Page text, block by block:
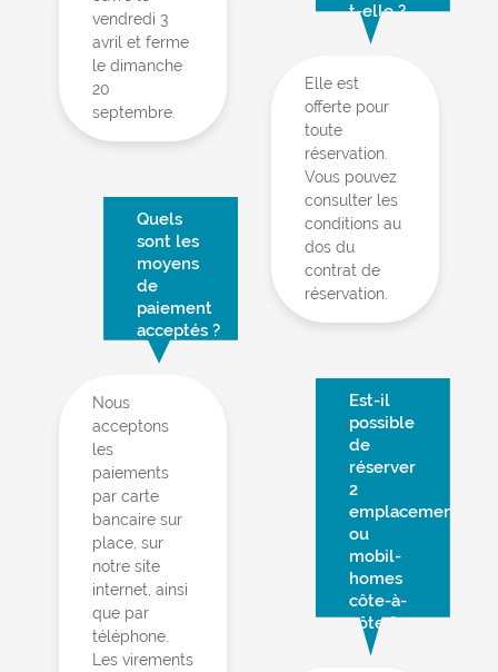
vendredi 3
avril et ferme
le dimanche
20
septembre.
Quels
sont les
moyens
de
paiement
acceptés ?
Nous
acceptons
les
paiements
par carte
bancaire sur
place, sur
notre site
internet, ainsi
que par
téléphone.
Les virements
t-elle ?
Elle est
offerte pour
toute
réservation.
Vous pouvez
consulter les
conditions au
dos du
contrat de
réservation.
Est-il
possible
de
réserver
2
emplacements
ou
mobil-
homes
côte-à-
côte ?